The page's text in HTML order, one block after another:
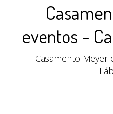
eventos -
Casamento Meyer